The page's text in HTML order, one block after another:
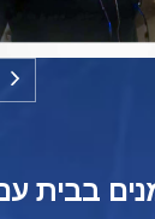
Video
בבית